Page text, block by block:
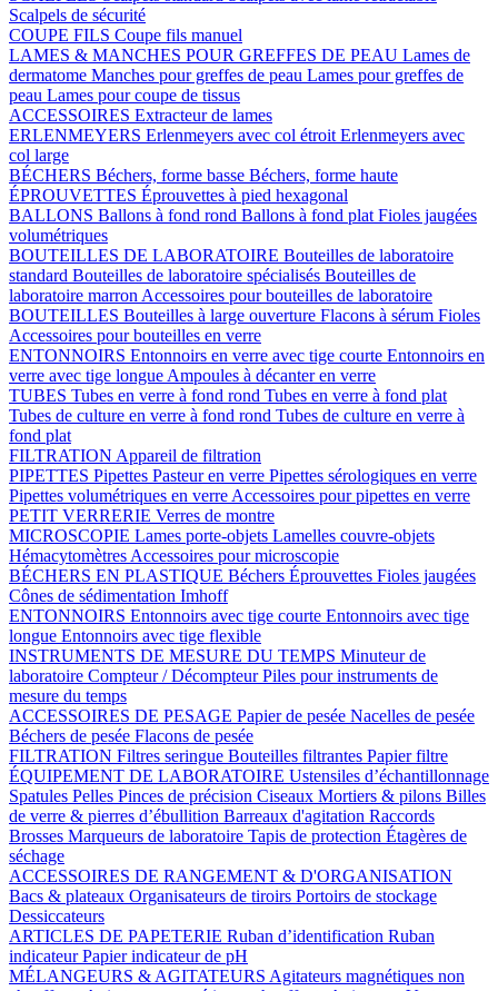
Scalpels de sécurité
COUPE FILS Coupe fils manuel
LAMES & MANCHES POUR GREFFES DE PEAU Lames de
dermatome Manches pour greffes de peau Lames pour greffes de
peau Lames pour coupe de tissus
ACCESSOIRES Extracteur de lames
ERLENMEYERS Erlenmeyers avec col étroit Erlenmeyers avec
col large
BÉCHERS Béchers, forme basse Béchers, forme haute
ÉPROUVETTES Éprouvettes à pied hexagonal
BALLONS Ballons à fond rond Ballons à fond plat Fioles jaugées
volumétriques
BOUTEILLES DE LABORATOIRE Bouteilles de laboratoire
standard Bouteilles de laboratoire spécialisés Bouteilles de
laboratoire marron Accessoires pour bouteilles de laboratoire
BOUTEILLES Bouteilles à large ouverture Flacons à sérum Fioles
Accessoires pour bouteilles en verre
ENTONNOIRS Entonnoirs en verre avec tige courte Entonnoirs en
verre avec tige longue Ampoules à décanter en verre
TUBES Tubes en verre à fond rond Tubes en verre à fond plat
Tubes de culture en verre à fond rond Tubes de culture en verre à
fond plat
FILTRATION Appareil de filtration
PIPETTES Pipettes Pasteur en verre Pipettes sérologiques en verre
Pipettes volumétriques en verre Accessoires pour pipettes en verre
PETIT VERRERIE Verres de montre
MICROSCOPIE Lames porte-objets Lamelles couvre-objets
Hémacytomètres Accessoires pour microscopie
BÉCHERS EN PLASTIQUE Béchers Éprouvettes Fioles jaugées
Cônes de sédimentation Imhoff
ENTONNOIRS Entonnoirs avec tige courte Entonnoirs avec tige
longue Entonnoirs avec tige flexible
INSTRUMENTS DE MESURE DU TEMPS Minuteur de
laboratoire Compteur / DécompteurPiles pour instruments de
mesure du temps
ACCESSOIRES DE PESAGE Papier de pesée Nacelles de pesée
Béchers de pesée Flacons de pesée
FILTRATION Filtres seringue Bouteilles filtrantes Papier filtre
ÉQUIPEMENT DE LABORATOIRE Ustensiles d’échantillonnage
Spatules Pelles Pinces de précision Ciseaux Mortiers & pilons Billes
de verre & pierres d’ébullition Barreaux d'agitation Raccords
Brosses Marqueurs de laboratoire Tapis de protection Étagères de
séchage
ACCESSOIRES DE RANGEMENT & D'ORGANISATION
Bacs & plateaux Organisateurs de tiroirs Portoirs de stockage
Dessiccateurs
ARTICLES DE PAPETERIE Ruban d’identification Ruban
indicateurPapier indicateur de pH
MÉLANGEURS & AGITATEURS Agitateurs magnétiques non